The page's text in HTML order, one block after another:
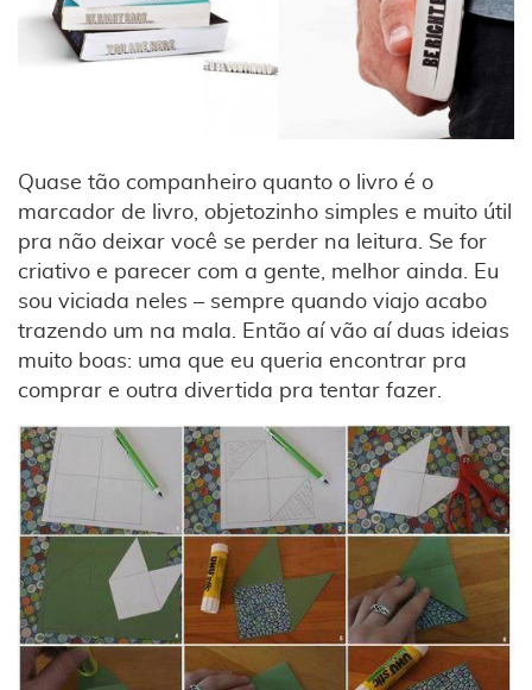
Quase tão companheiro quanto o livro é o
marcador de livro, objetozinho simples e muito útil
pra não deixar você se perder na leitura. Se for
criativo e parecer com a gente, melhor ainda. Eu
sou viciada neles – sempre quando viajo acabo
trazendo um na mala. Então aí vão aí duas ideias
muito boas: uma que eu queria encontrar pra
comprar e outra divertida pra tentar fazer.